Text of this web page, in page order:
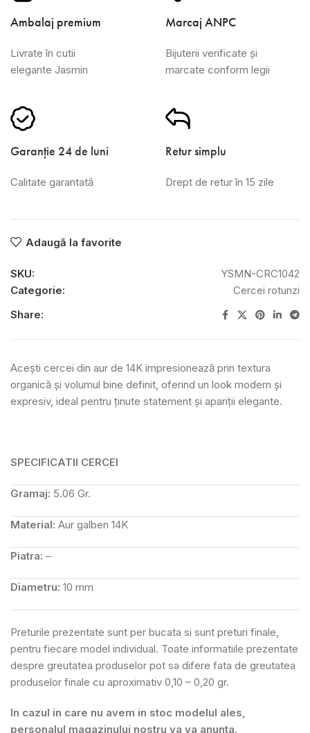
Ambalaj premium
Livrate în cutii
elegante Jasmin
Marcaj ANPC
Bijuterii verificate și
marcate conform legii
Garanție 24 de luni
Calitate garantată
Retur simplu
Drept de retur în 15 zile
Adaugă la favorite
SKU:
YSMN-CRC1042
Categorie:
Cercei rotunzi
Share:
Acești cercei din aur de 14K impresionează prin textura
organică și volumul bine definit, oferind un look modern și
expresiv, ideal pentru ținute statement și apariții elegante.
SPECIFICATII CERCEI
Gramaj: 5.06 Gr.
Material: Aur galben 14K
Piatra: –
Diametru: 10 mm
Preturile prezentate sunt per bucata si sunt preturi finale,
pentru fiecare model individual. Toate informatiile prezentate
despre greutatea produselor pot sa difere fata de greutatea
produselor finale cu aproximativ 0,10 – 0,20 gr.
In cazul in care nu avem in stoc modelul ales,
personalul magazinului nostru va va anunta.